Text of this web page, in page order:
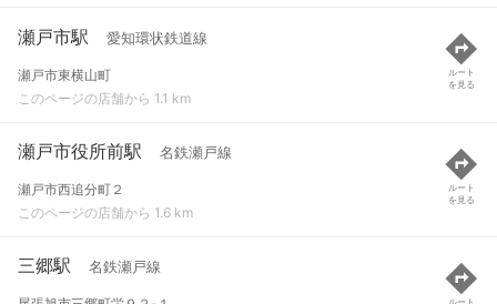
瀬戸市駅 愛知環状鉄道線
瀬戸市東横山町
このページの店舗から 1.1 km
ルート
を見る
瀬戸市役所前駅 名鉄瀬戸線
瀬戸市西追分町２
このページの店舗から 1.6 km
ルート
を見る
三郷駅 名鉄瀬戸線